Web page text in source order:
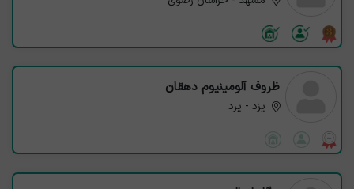
ظروف آلومینیوم دهقان
یزد - یزد